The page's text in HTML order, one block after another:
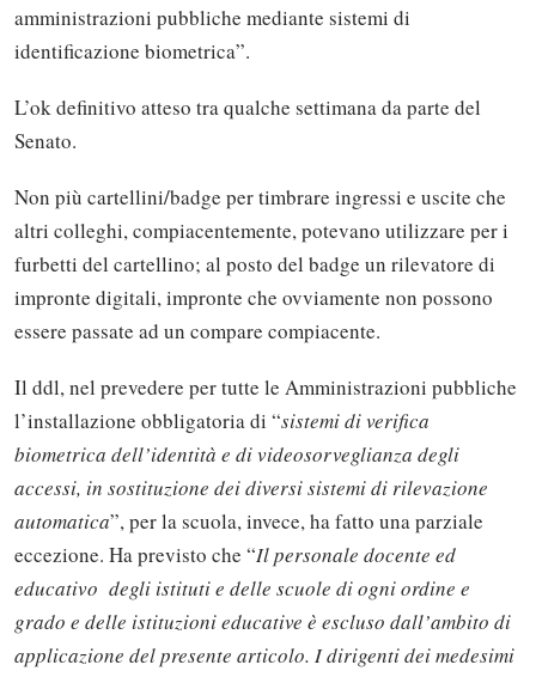
amministrazioni pubbliche mediante sistemi di
identificazione biometrica”.
L’ok definitivo atteso tra qualche settimana da parte del
Senato.
Non più cartellini/badge per timbrare ingressi e uscite che
altri colleghi, compiacentemente, potevano utilizzare per i
furbetti del cartellino; al posto del badge un rilevatore di
impronte digitali, impronte che ovviamente non possono
essere passate ad un compare compiacente.
Il ddl, nel prevedere per tutte le Amministrazioni pubbliche
l’installazione obbligatoria di “sistemi di verifica
biometrica dell’identità e di videosorveglianza degli
accessi, in sostituzione dei diversi sistemi di rilevazione
automatica”, per la scuola, invece, ha fatto una parziale
eccezione. Ha previsto che “Il personale docente ed
educativo degli istituti e delle scuole di ogni ordine e
grado e delle istituzioni educative è escluso dall’ambito di
applicazione del presente articolo. I dirigenti dei medesimi